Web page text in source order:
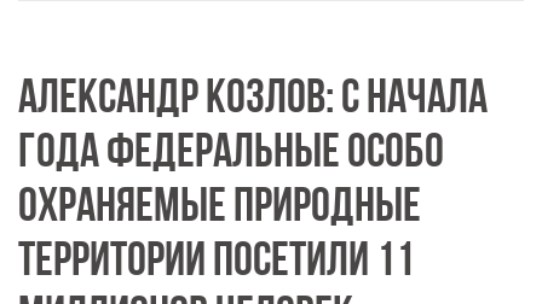
АЛЕКСАНДР КОЗЛОВ: С НАЧАЛА
ГОДА ФЕДЕРАЛЬНЫЕ ОСОБО
ОХРАНЯЕМЫЕ ПРИРОДНЫЕ
ТЕРРИТОРИИ ПОСЕТИЛИ 11